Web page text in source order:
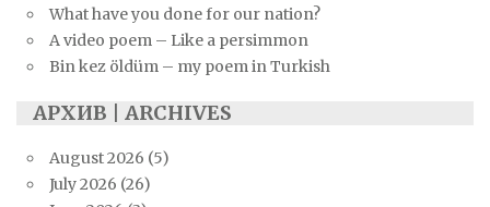
What have you done for our nation?
A video poem – Like a persimmon
Bin kez öldüm – my poem in Turkish
АРХИВ | ARCHIVES
August 2026 (5)
July 2026 (26)